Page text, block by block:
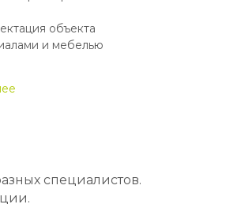
объекта
и мебелью
специалистов.